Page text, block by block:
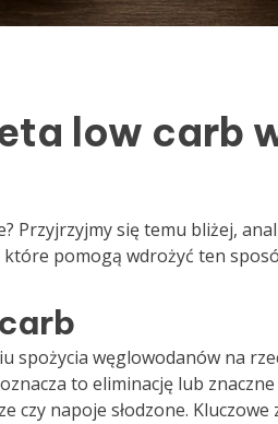
low carb
Przyjrzyjmy się temu bliżej,
pomogą wdrożyć ten
spożycia węglowodanów na
to eliminację lub
czy napoje słodzone. Kluczowe